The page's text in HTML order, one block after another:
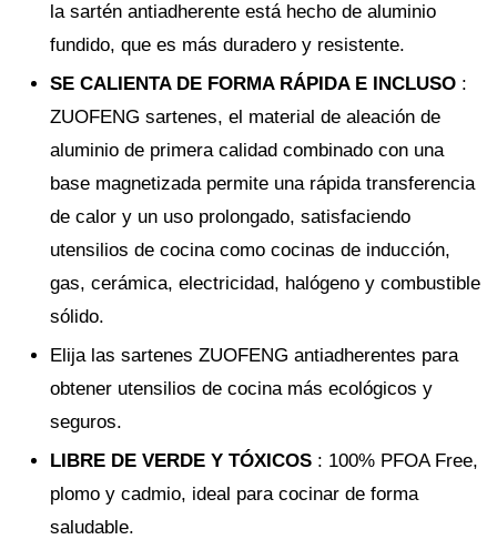
la sartén antiadherente está hecho de aluminio
fundido, que es más duradero y resistente.
SE CALIENTA DE FORMA RÁPIDA E INCLUSO :
ZUOFENG sartenes, el material de aleación de
aluminio de primera calidad combinado con una
base magnetizada permite una rápida transferencia
de calor y un uso prolongado, satisfaciendo
utensilios de cocina como cocinas de inducción,
gas, cerámica, electricidad, halógeno y combustible
sólido.
Elija las sartenes ZUOFENG antiadherentes para
obtener utensilios de cocina más ecológicos y
seguros.
LIBRE DE VERDE Y TÓXICOS : 100% PFOA Free,
plomo y cadmio, ideal para cocinar de forma
saludable.